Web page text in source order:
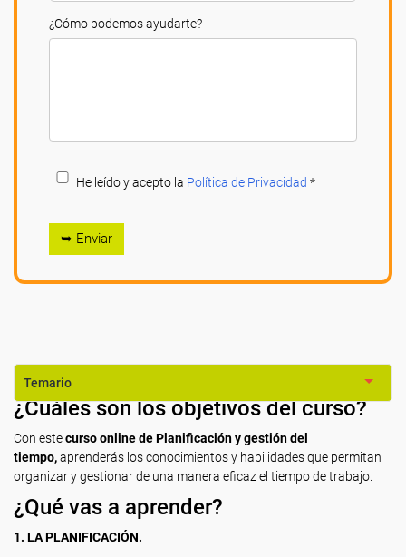
¿Cómo podemos ayudarte?
He leído y acepto la Política de Privacidad *
➥ Enviar
Temario
¿Cuáles son los objetivos del curso?
Con estecurso online de Planificación y gestión del
tiempo,aprenderás los conocimientos y habilidades que permitan
organizar y gestionar de una manera eficaz el tiempo de trabajo.
¿Qué vas a aprender?
1. LA PLANIFICACIÓN.